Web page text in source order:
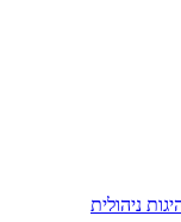
ניהולית